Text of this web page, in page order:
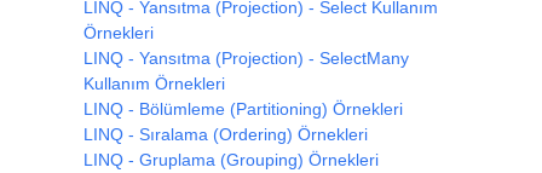
Console .WriteLine
Console .ReadKey
}
LINQ - Yansıtma (Projection) - Select Kullanım
Örnekleri
LINQ - Yansıtma (Projection) - SelectMany
Kullanım Örnekleri
LINQ - Bölümleme (Partitioning) Örnekleri
LINQ - Sıralama (Ordering) Örnekleri
LINQ - Gruplama (Grouping) Örnekleri